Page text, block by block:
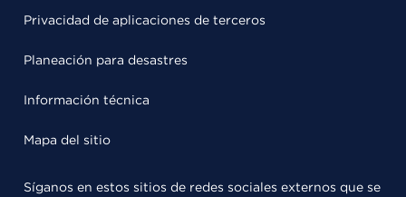
Privacidad de aplicaciones de terceros
Planeación para desastres
Información técnica
Mapa del sitio
Síganos en estos sitios de redes sociales externos que se